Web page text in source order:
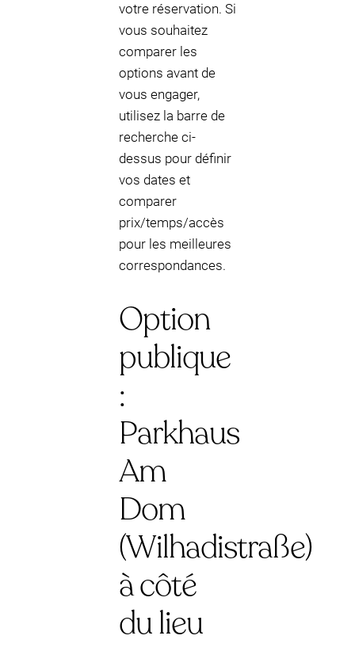
votre réservation. Si
vous souhaitez
comparer les
options avant de
vous engager,
utilisez la barre de
recherche ci-
dessus pour définir
vos dates et
comparer
prix/temps/accès
pour les meilleures
correspondances.
Option
publique
:
Parkhaus
Am
Dom
(Wilhadistraße)
à côté
du lieu